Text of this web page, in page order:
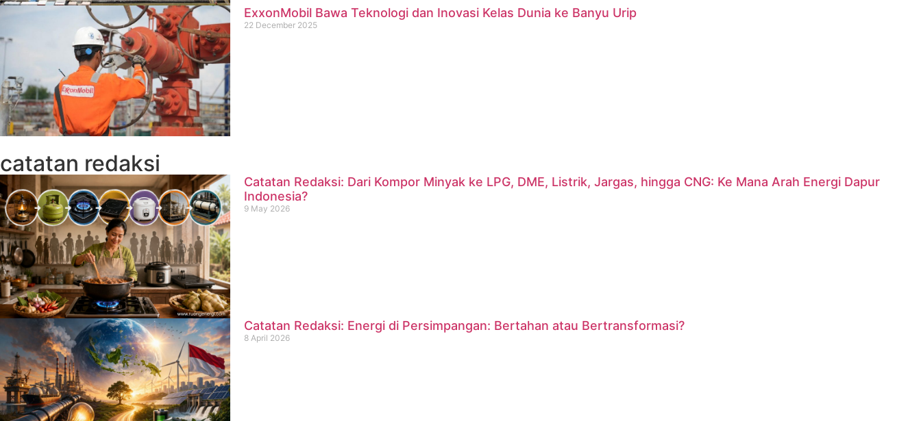
ExxonMobil Bawa Teknologi dan Inovasi Kelas Dunia ke Banyu Urip
22 December 2025
catatan redaksi
Catatan Redaksi: Dari Kompor Minyak ke LPG, DME, Listrik, Jargas, hingga CNG: Ke Mana Arah Energi Dapur
Indonesia?
9 May 2026
Catatan Redaksi: Energi di Persimpangan: Bertahan atau Bertransformasi?
8 April 2026